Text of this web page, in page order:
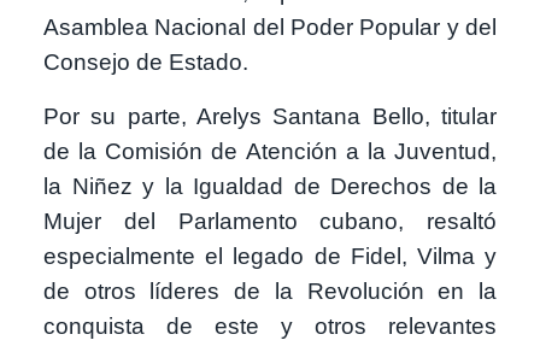
Asamblea Nacional del Poder Popular y del
Consejo de Estado.
Por su parte, Arelys Santana Bello, titular
de la Comisión de Atención a la Juventud,
la Niñez y la Igualdad de Derechos de la
Mujer del Parlamento cubano, resaltó
especialmente el legado de Fidel, Vilma y
de otros líderes de la Revolución en la
conquista de este y otros relevantes